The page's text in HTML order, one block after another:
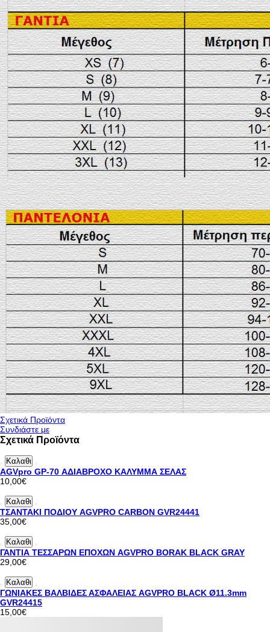
Σχετικά Προϊόντα
Συνδιάστε με
Σχετικά Προϊόντα
Καλαθι
AGVpro GP-70 ΑΔΙΑΒΡΟΧΟ ΚΑΛΥΜΜΑ ΣΕΛΑΣ
10,00€
Καλαθι
ΤΣΑΝΤΑΚΙ ΠΟΔΙΟΥ AGVPRO CARBON GVR24441
35,00€
Καλαθι
ΓΑΝΤΙΑ ΤΕΣΣΑΡΩΝ ΕΠΟΧΩΝ AGVPRO BORAK BLACK GRAY
29,00€
Καλαθι
ΓΩΝΙΑΚEΣ ΒΑΛΒΙΔΕΣ ΑΣΦΑΛΕΙΑΣ AGVPRO BLACK Ø11.3mm
GVR24415
15,00€